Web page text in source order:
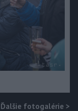
Ďalšie fotogalérie >